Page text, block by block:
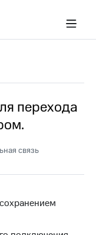
перехода
связь